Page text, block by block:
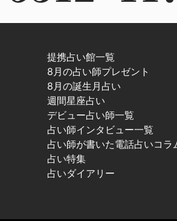
提携占い館一覧
8月の占い師プレゼント
8月の誕生月占い
週間星座占い
デビュー占い師一覧
占い師インタビュー一覧
占い師が書いた電話占いコラ
占い特集
占いダイアリー